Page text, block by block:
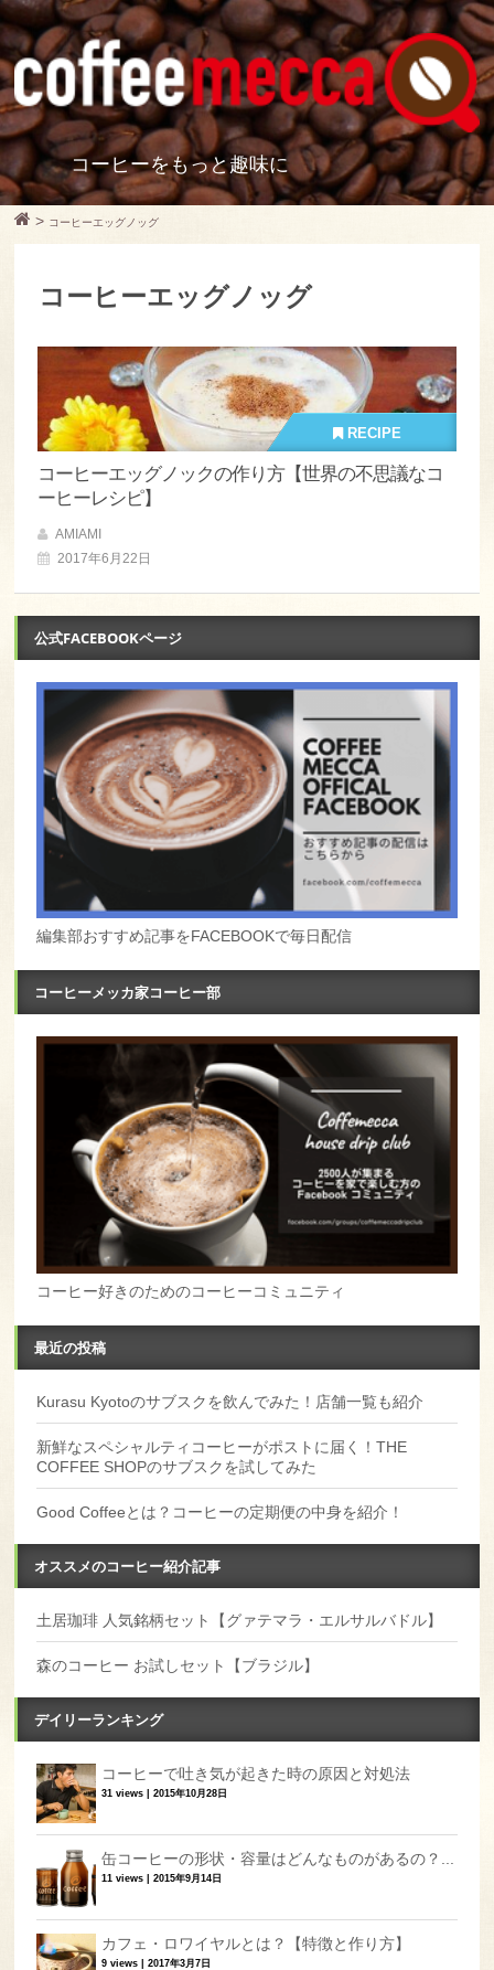
コーヒーをもっと趣味に
> コーヒーエッグノッグ
コーヒーエッグノッグ
RECIPE
コーヒーエッグノックの作り方【世界の不思議なコ
ーヒーレシピ】
AMIAMI
2017年6月22日
公式FACEBOOKページ
編集部おすすめ記事をFACEBOOKで毎日配信
コーヒーメッカ家コーヒー部
コーヒー好きのためのコーヒーコミュニティ
最近の投稿
Kurasu Kyotoのサブスクを飲んでみた！店舗一覧も紹介
新鮮なスペシャルティコーヒーがポストに届く！THE
COFFEE SHOPのサブスクを試してみた
Good Coffeeとは？コーヒーの定期便の中身を紹介！
オススメのコーヒー紹介記事
土居珈琲 人気銘柄セット【グァテマラ・エルサルバドル】
森のコーヒー お試しセット【ブラジル】
デイリーランキング
コーヒーで吐き気が起きた時の原因と対処法
31 views |2015年10月28日
缶コーヒーの形状・容量はどんなものがあるの？...
11 views |2015年9月14日
カフェ・ロワイヤルとは？【特徴と作り方】
9 views |2017年3月7日